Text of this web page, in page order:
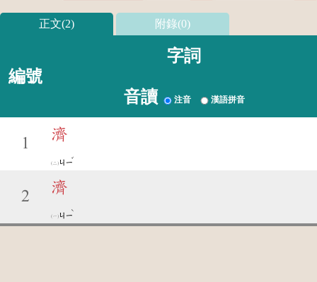
正文(2) 附錄(0)
編號
字詞
音讀 注音 漢語拼音
1
濟
ㄐㄧ
ˇ
2
濟
ㄐㄧ
ˋ